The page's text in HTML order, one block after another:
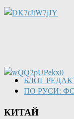
БЛОГ
ПО РУСИ:
КИТАЙ